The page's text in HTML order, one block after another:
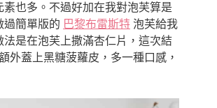
也多。不過好加在我對泡芙算是
過簡單版的 巴黎布雷斯特 泡芙給我
法是在泡芙上撒滿杏仁片，這次結
外蓋上黑糖菠蘿皮，多一種口感，